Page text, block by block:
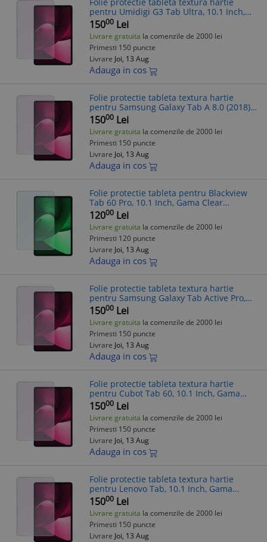
pentru Umidigi G3 Tab Ultra, 10.1 Inch,
Gama Artistic Paper, Pentru scris si
desenat, Anti-reflex, Hidrogel, Si
15000 Lei
Livrare gratuita la comenzile de 2000 lei
Primesti 150 puncte
Livrare Joi, 13 Aug
Adauga in cos
Folie protectie tableta textura hartie
pentru Samsung Galaxy Tab A 8.0 (2018),
10.1 Inch, Gama Artistic Paper, Pentru
scris si desenat, Anti-reflex, H
15000 Lei
Livrare gratuita la comenzile de 2000 lei
Primesti 150 puncte
Livrare Joi, 13 Aug
Adauga in cos
Folie protectie tableta pentru Blackview
Tab 60 Pro, 10.1 Inch, Gama Clear
Invisible, Hidrogel, Silicon, Instalare acasa,
Premium, Transparenta
12000 Lei
Livrare gratuita la comenzile de 2000 lei
Primesti 120 puncte
Livrare Joi, 13 Aug
Adauga in cos
Folie protectie tableta textura hartie
pentru Samsung Galaxy Tab Active Pro,
10.1 Inch, Gama Artistic Paper, Pentru
scris si desenat, Anti-reflex, Hid
15000 Lei
Livrare gratuita la comenzile de 2000 lei
Primesti 150 puncte
Livrare Joi, 13 Aug
Adauga in cos
Folie protectie tableta textura hartie
pentru Cubot Tab 60, 10.1 Inch, Gama
Artistic Paper, Pentru scris si desenat,
Anti-reflex, Hidrogel, Silicon, I
15000 Lei
Livrare gratuita la comenzile de 2000 lei
Primesti 150 puncte
Livrare Joi, 13 Aug
Adauga in cos
Folie protectie tableta textura hartie
pentru Lenovo Tab, 10.1 Inch, Gama
Artistic Paper, Pentru scris si desenat,
Anti-reflex, Hidrogel, Silicon, Ins
15000 Lei
Livrare gratuita la comenzile de 2000 lei
Primesti 150 puncte
Livrare Joi, 13 Aug